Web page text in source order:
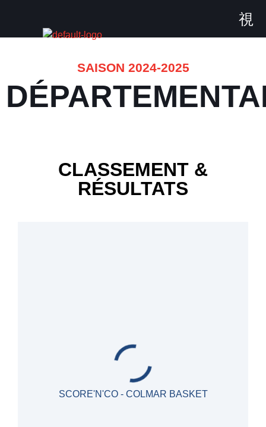
SAISON 2024-2025
CLASSEMENT &
RÉSULTATS
SCORE'N'CO - COLMAR BASKET